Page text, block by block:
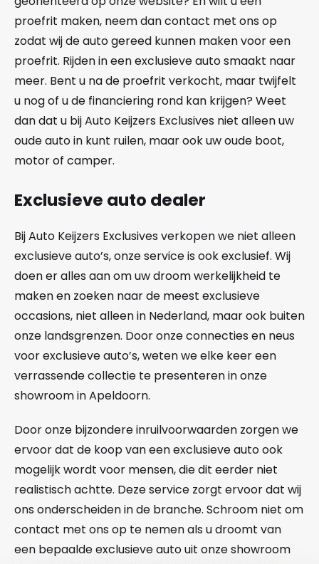
proefrit maken, neem dan contact met ons op
zodat wij de auto gereed kunnen maken voor een
proefrit. Rijden in een exclusieve auto smaakt naar
meer. Bent u na de proefrit verkocht, maar twijfelt
u nog of u de financiering rond kan krijgen? Weet
dan dat u bij Auto Keijzers Exclusives niet alleen uw
oude auto in kunt ruilen, maar ook uw oude boot,
motor of camper.
Exclusieve auto dealer
Bij Auto Keijzers Exclusives verkopen we niet alleen
exclusieve auto’s, onze service is ook exclusief. Wij
doen er alles aan om uw droom werkelijkheid te
maken en zoeken naar de meest exclusieve
occasions, niet alleen in Nederland, maar ook buiten
onze landsgrenzen. Door onze connecties en neus
voor exclusieve auto’s, weten we elke keer een
verrassende collectie te presenteren in onze
showroom in Apeldoorn.
Door onze bijzondere inruilvoorwaarden zorgen we
ervoor dat de koop van een exclusieve auto ook
mogelijk wordt voor mensen, die dit eerder niet
realistisch achtte. Deze service zorgt ervoor dat wij
ons onderscheiden in de branche. Schroom niet om
contact met ons op te nemen als u droomt van
een bepaalde exclusieve auto uit onze showroom